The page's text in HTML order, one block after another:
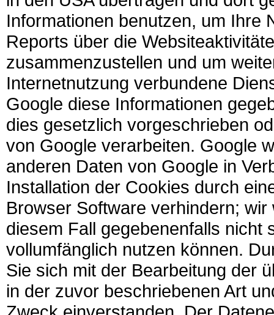
Informationen benutzen, um Ihre
Reports über die
zusammenzustellen und um
Internetnutzung verbundene
Google diese Informationen
dies gesetzlich vorgeschrieben
von Google verarbeiten. Google
anderen Daten von Google in
Installation der Cookies durch
Browser Software verhindern;
diesem Fall gegebenenfalls nicht
vollumfänglich nutzen können.
Sie sich mit der Bearbeitung der
in der zuvor beschriebenen Art